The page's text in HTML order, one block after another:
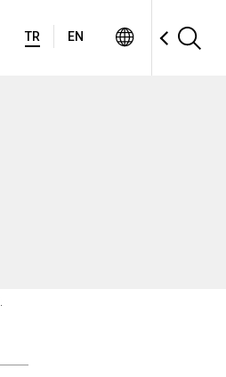
TR EN